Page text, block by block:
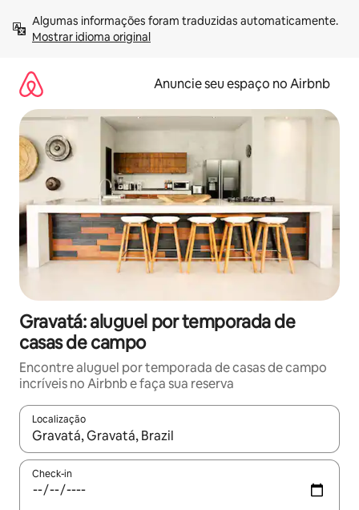
para
Mostrar idioma original
Anuncie seu espaço no Airbnb
Gravatá: aluguel por temporada de
casas de campo
Encontre aluguel por temporada de casas de campo
incríveis no Airbnb e faça sua reserva
Localização
Quando os resultados estiverem disponíveis, explore-os
Check-in